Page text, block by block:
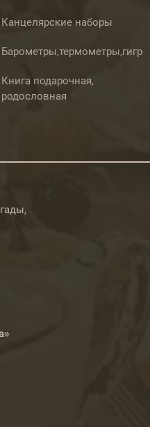
Канцелярские наборы
Книга подарочная,
родословная